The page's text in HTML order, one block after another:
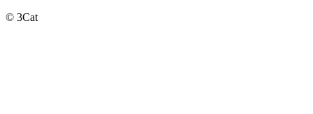
© 3Cat